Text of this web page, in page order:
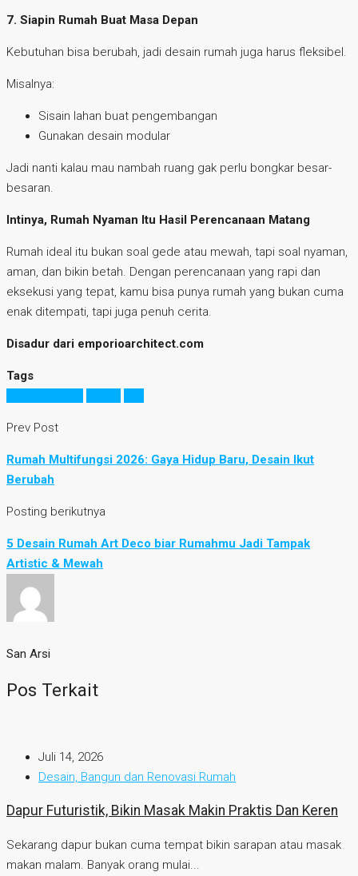
7. Siapin Rumah Buat Masa Depan
Kebutuhan bisa berubah, jadi desain rumah juga harus fleksibel.
Misalnya:
Sisain lahan buat pengembangan
Gunakan desain modular
Jadi nanti kalau mau nambah ruang gak perlu bongkar besar-
besaran.
Intinya, Rumah Nyaman Itu Hasil Perencanaan Matang
Rumah ideal itu bukan soal gede atau mewah, tapi soal nyaman,
aman, dan bikin betah. Dengan perencanaan yang rapi dan
eksekusi yang tepat, kamu bisa punya rumah yang bukan cuma
enak ditempati, tapi juga penuh cerita.
Disadur dari emporioarchitect.com
Tags
Prev Post
Rumah Multifungsi 2026: Gaya Hidup Baru, Desain Ikut
Berubah
Posting berikutnya
5 Desain Rumah Art Deco biar Rumahmu Jadi Tampak
Artistic & Mewah
San Arsi
Pos Terkait
Juli 14, 2026
Desain, Bangun dan Renovasi Rumah
Dapur Futuristik, Bikin Masak Makin Praktis Dan Keren
Sekarang dapur bukan cuma tempat bikin sarapan atau masak
makan malam. Banyak orang mulai...